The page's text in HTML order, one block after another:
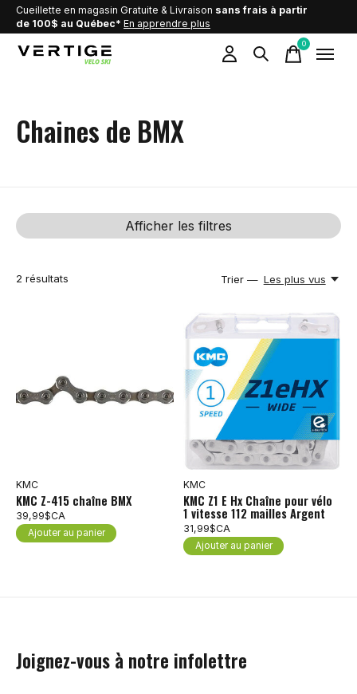
Cueillette en magasin Gratuite & Livraison sans frais à partir
de 100$ au Québec* En apprendre plus
0items
Chaines de BMX
Afficher les filtres
2 résultats Trier — Les plus vus
KMC
KMC Z-415 chaîne BMX
39,99$CA
Ajouter au panier
KMC
KMC Z1 E Hx Chaîne pour vélo
1 vitesse 112 mailles Argent
31,99$CA
Ajouter au panier
Joignez-vous à notre infolettre